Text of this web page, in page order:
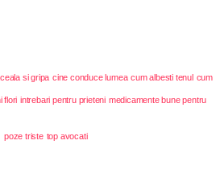
si gripa cine conduce lumea cum albesti tenul cum
flori intrebari pentru prieteni medicamente bune pentru
poze triste top avocati